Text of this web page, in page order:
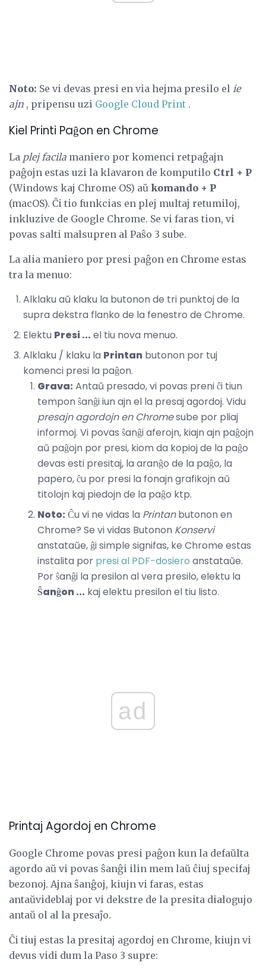
Noto: Se vi devas presi en via hejma presilo el ie
ajn , pripensu uzi Google Cloud Print .
Kiel Printi Paĝon en Chrome
La plej facila maniero por komenci retpaĝajn
paĝojn estas uzi la klavaron de komputilo Ctrl + P
(Windows kaj Chrome OS) aŭ komando + P
(macOS). Ĉi tio funkcias en plej multaj retumiloj,
inkluzive de Google Chrome. Se vi faras tion, vi
povas salti malsupren al Paŝo 3 sube.
La alia maniero por presi paĝon en Chrome estas
tra la menuo:
Alklaku aŭ klaku la butonon de tri punktoj de la
supra dekstra flanko de la fenestro de Chrome.
Elektu Presi ... el tiu nova menuo.
Alklaku / klaku la Printan butonon por tuj
komenci presi la paĝon.
Grava: Antaŭ presado, vi povas preni ĉi tiun
tempon ŝanĝi iun ajn el la presaj agordoj. Vidu
presajn agordojn en Chromesube por pliaj
informoj. Vi povas ŝanĝi aferojn, kiajn ajn paĝojn
aŭ paĝojn por presi, kiom da kopioj de la paĝo
devas esti presitaj, la aranĝo de la paĝo, la
papero, ĉu por presi la fonajn grafikojn aŭ
titolojn kaj piedojn de la paĝo ktp.
Noto: Ĉu vi ne vidas la Printanbutonon en
Chrome? Se vi vidas Butonon Konservi
anstataŭe, ĝi simple signifas, ke Chrome estas
instalita por presi al PDF-dosiero anstataŭe.
Por ŝanĝi la presilon al vera presilo, elektu la
Ŝanĝon ... kaj elektu presilon el tiu listo.
ad
Printaj Agordoj en Chrome
Google Chrome povas presi paĝon kun la defaŭlta
agordo aŭ vi povas ŝanĝi ilin mem laŭ ĉiuj specifaj
bezonoj. Ajna ŝanĝoj, kiujn vi faras, estas
antaŭvideblaj por vi dekstre de la presita dialogujo
antaŭ ol al la presaĵo.
Ĉi tiuj estas la presitaj agordoj en Chrome, kiujn vi
devus vidi dum la Paso 3 supre: